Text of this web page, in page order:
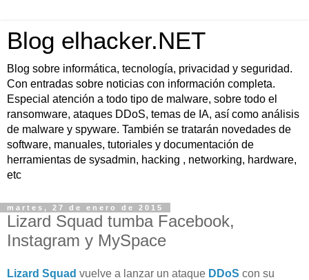
Blog elhacker.NET
Blog sobre informática, tecnología, privacidad y seguridad.
Con entradas sobre noticias con información completa.
Especial atención a todo tipo de malware, sobre todo el
ransomware, ataques DDoS, temas de IA, así como análisis
de malware y spyware. También se tratarán novedades de
software, manuales, tutoriales y documentación de
herramientas de sysadmin, hacking , networking, hardware,
etc
martes, 27 de enero de 2015
Lizard Squad tumba Facebook,
Instagram y MySpace
Lizard Squad vuelve a lanzar un ataque DDoS con su